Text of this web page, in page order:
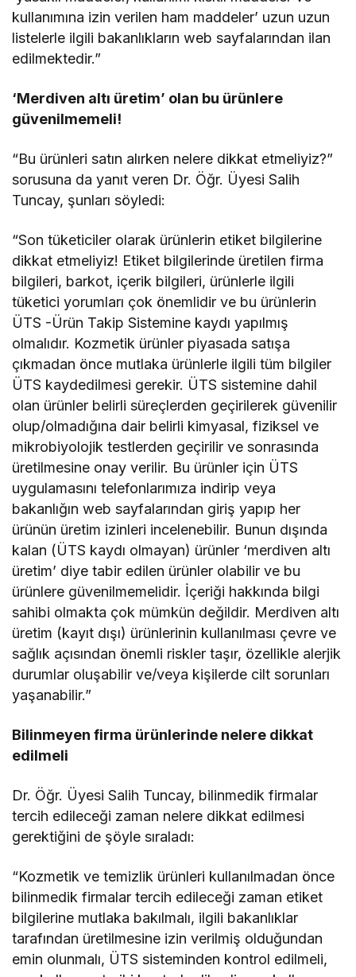
kullanımına izin verilen ham maddeler’ uzun uzun
listelerle ilgili bakanlıkların web sayfalarından ilan
edilmektedir.”
‘Merdiven altı üretim’ olan bu ürünlere
güvenilmemeli!
“Bu ürünleri satın alırken nelere dikkat etmeliyiz?”
sorusuna da yanıt veren Dr. Öğr. Üyesi Salih
Tuncay, şunları söyledi:
“Son tüketiciler olarak ürünlerin etiket bilgilerine
dikkat etmeliyiz! Etiket bilgilerinde üretilen firma
bilgileri, barkot, içerik bilgileri, ürünlerle ilgili
tüketici yorumları çok önemlidir ve bu ürünlerin
ÜTS -Ürün Takip Sistemine kaydı yapılmış
olmalıdır. Kozmetik ürünler piyasada satışa
çıkmadan önce mutlaka ürünlerle ilgili tüm bilgiler
ÜTS kaydedilmesi gerekir. ÜTS sistemine dahil
olan ürünler belirli süreçlerden geçirilerek güvenilir
olup/olmadığına dair belirli kimyasal, fiziksel ve
mikrobiyolojik testlerden geçirilir ve sonrasında
üretilmesine onay verilir. Bu ürünler için ÜTS
uygulamasını telefonlarımıza indirip veya
bakanlığın web sayfalarından giriş yapıp her
ürünün üretim izinleri incelenebilir. Bunun dışında
kalan (ÜTS kaydı olmayan) ürünler ‘merdiven altı
üretim’ diye tabir edilen ürünler olabilir ve bu
ürünlere güvenilmemelidir. İçeriği hakkında bilgi
sahibi olmakta çok mümkün değildir. Merdiven altı
üretim (kayıt dışı) ürünlerinin kullanılması çevre ve
sağlık açısından önemli riskler taşır, özellikle alerjik
durumlar oluşabilir ve/veya kişilerde cilt sorunları
yaşanabilir.”
Bilinmeyen firma ürünlerinde nelere dikkat
edilmeli
Dr. Öğr. Üyesi Salih Tuncay, bilinmedik firmalar
tercih edileceği zaman nelere dikkat edilmesi
gerektiğini de şöyle sıraladı:
“Kozmetik ve temizlik ürünleri kullanılmadan önce
bilinmedik firmalar tercih edileceği zaman etiket
bilgilerine mutlaka bakılmalı, ilgili bakanlıklar
tarafından üretilmesine izin verilmiş olduğundan
emin olunmalı, ÜTS sisteminden kontrol edilmeli,